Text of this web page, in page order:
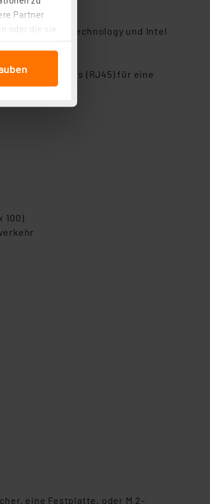
Partner
oder die sie
(Art. 6
auf den
zur
können
wird.
Sync Video Technology und Intel
LAN-Anschluss (RJ45) für eine
100)
eine Festplatte, oder M.2-